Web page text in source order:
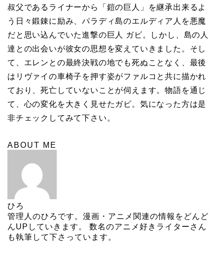
叔父であるライナーから「鎧の巨人」を継承出来るよ
う日々鍛錬に励み、パラディ島のエルディア人を悪魔
だと思い込んでいた進撃の巨人 ガビ。しかし、島の人
達との出会いが彼女の思想を変えていきました。そし
て、エレンとの最終決戦の地でも死ぬことなく、最後
はリヴァイの車椅子を押す姿がファルコと共に描かれ
ており、死亡していないことが伺えます。物語を通じ
て、心の変化を大きく見せたガビ。気になった方は是
非チェックしてみて下さい。
ABOUT ME
ひろ
管理人のひろです。漫画・アニメ関連の情報をどんど
んUPしていきます。 数名のアニメ好きライターさん
も執筆して下さっています。